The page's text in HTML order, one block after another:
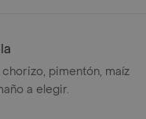
chorizo, pimentón, maíz
a elegir.